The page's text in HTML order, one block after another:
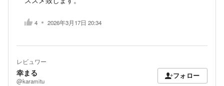
4 2026年3月17日 20:34
レビュワー
幸まる
@karamitu
フォロー